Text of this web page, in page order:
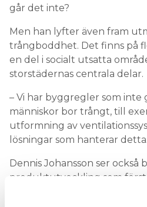
går det inte?
Men han lyfter även fram
trångboddhet. Det finns på
en del i socialt utsatta
storstädernas centrala delar.
– Vi har byggregler som inte
människor bor trångt, till
utformning av
lösningar som hanterar detta.
Dennis Johansson ser också
produktutveckling som